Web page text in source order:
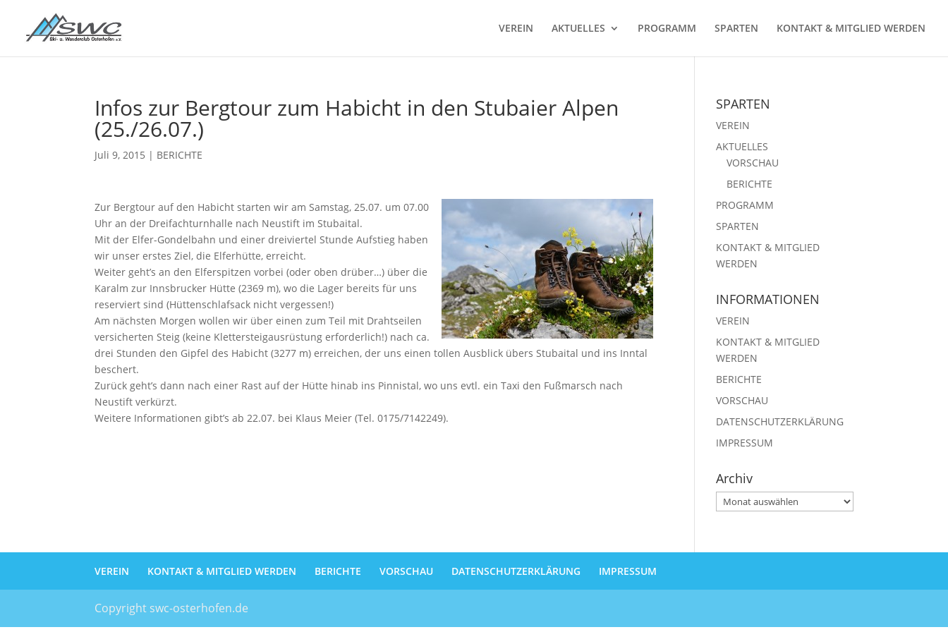
VEREIN AKTUELLES PROGRAMM SPARTEN KONTAKT & MITGLIED WERDEN
Infos zur Bergtour zum Habicht in den Stubaier Alpen
(25./26.07.)
Juli 9, 2015 | BERICHTE
Zur Bergtour auf den Habicht starten wir am Samstag, 25.07. um 07.00
Uhr an der Dreifachturnhalle nach Neustift im Stubaital.
Mit der Elfer-Gondelbahn und einer dreiviertel Stunde Aufstieg haben
wir unser erstes Ziel, die Elferhütte, erreicht.
Weiter geht’s an den Elferspitzen vorbei (oder oben drüber…) über die
Karalm zur Innsbrucker Hütte (2369 m), wo die Lager bereits für uns
reserviert sind (Hüttenschlafsack nicht vergessen!)
Am nächsten Morgen wollen wir über einen zum Teil mit Drahtseilen
versicherten Steig (keine Klettersteigausrüstung erforderlich!) nach ca.
drei Stunden den Gipfel des Habicht (3277 m) erreichen, der uns einen tollen Ausblick übers Stubaital und ins Inntal
beschert.
Zurück geht’s dann nach einer Rast auf der Hütte hinab ins Pinnistal, wo uns evtl. ein Taxi den Fußmarsch nach
Neustift verkürzt.
Weitere Informationen gibt’s ab 22.07. bei Klaus Meier (Tel. 0175/7142249).
SPARTEN
VEREIN
AKTUELLES
VORSCHAU
BERICHTE
PROGRAMM
SPARTEN
KONTAKT & MITGLIED
WERDEN
INFORMATIONEN
VEREIN
KONTAKT & MITGLIED
WERDEN
BERICHTE
VORSCHAU
DATENSCHUTZERKLÄRUNG
IMPRESSUM
Archiv
Archiv
VEREIN KONTAKT & MITGLIED WERDEN BERICHTE VORSCHAU DATENSCHUTZERKLÄRUNG IMPRESSUM
Copyright swc-osterhofen.de